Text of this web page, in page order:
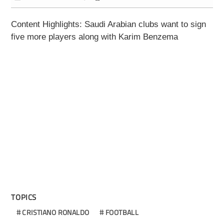
Content Highlights: Saudi Arabian clubs want to sign
five more players along with Karim Benzema
TOPICS
CRISTIANO RONALDO
FOOTBALL